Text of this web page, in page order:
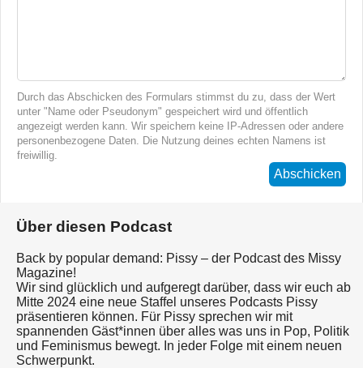
Durch das Abschicken des Formulars stimmst du zu, dass der Wert
unter "Name oder Pseudonym" gespeichert wird und öffentlich
angezeigt werden kann. Wir speichern keine IP-Adressen oder andere
personenbezogene Daten. Die Nutzung deines echten Namens ist
freiwillig.
Abschicken
Über diesen Podcast
Back by popular demand: Pissy – der Podcast des Missy
Magazine!
Wir sind glücklich und aufgeregt darüber, dass wir euch ab
Mitte 2024 eine neue Staffel unseres Podcasts Pissy
präsentieren können. Für Pissy sprechen wir mit
spannenden Gäst*innen über alles was uns in Pop, Politik
und Feminismus bewegt. In jeder Folge mit einem neuen
Schwerpunkt.